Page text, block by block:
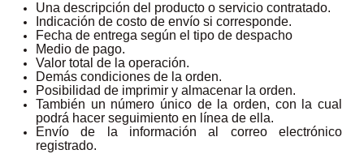
Una descripción del producto o servicio contratado.
Indicación de costo de envío si corresponde.
Fecha de entrega según el tipo de despacho
Medio de pago.
Valor total de la operación.
Demás condiciones de la orden.
Posibilidad de imprimir y almacenar la orden.
También un número único de la orden, con la cual
podrá hacer seguimiento en línea de ella.
Envío de la información al correo electrónico
registrado.